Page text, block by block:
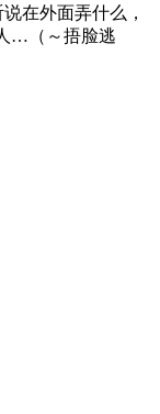
在外面弄什么，
…（～捂脸逃